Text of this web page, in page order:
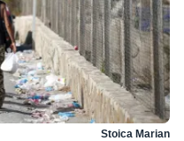
Stoica Marian